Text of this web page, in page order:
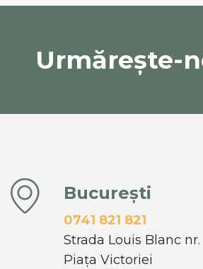
Urmărește-
București
0741 821 821
Strada Louis Blanc nr.
Piața Victoriei